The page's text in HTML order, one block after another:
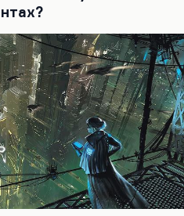
шахматная доска.
роман,
тоже ушел. Потому
доска, по